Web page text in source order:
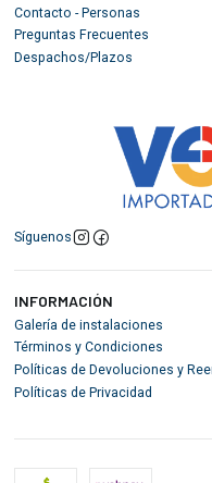
Contacto - Personas
Preguntas Frecuentes
Despachos/Plazos
Síguenos
INFORMACIÓN
Galería de instalaciones
Términos y Condiciones
Políticas de Devoluciones y
Políticas de Privacidad